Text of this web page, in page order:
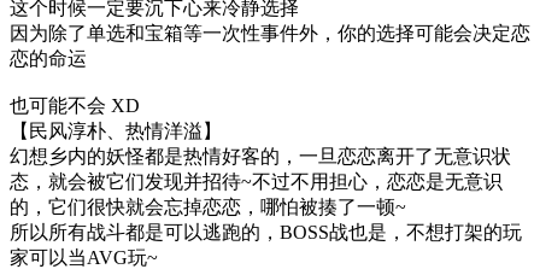
这个时候一定要沉下心来冷静选择
因为除了单选和宝箱等一次性事件外，你的选择可能会决定恋
恋的命运
也可能不会 XD
【民风淳朴、热情洋溢】
幻想乡内的妖怪都是热情好客的，一旦恋恋离开了无意识状
态，就会被它们发现并招待~不过不用担心，恋恋是无意识
的，它们很快就会忘掉恋恋，哪怕被揍了一顿~
所以所有战斗都是可以逃跑的，BOSS战也是，不想打架的玩
家可以当AVG玩~